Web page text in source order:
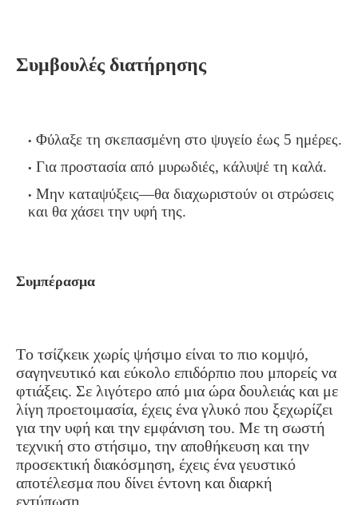
Συμβουλές διατήρησης
Φύλαξε τη σκεπασμένη στο ψυγείο έως 5 ημέρες.
Για προστασία από μυρωδιές, κάλυψέ τη καλά.
Μην καταψύξεις—θα διαχωριστούν οι στρώσεις
και θα χάσει την υφή της.
Συμπέρασμα
Το τσίζκεικ χωρίς ψήσιμο είναι το πιο κομψό,
σαγηνευτικό και εύκολο επιδόρπιο που μπορείς να
φτιάξεις. Σε λιγότερο από μια ώρα δουλειάς και με
λίγη προετοιμασία, έχεις ένα γλυκό που ξεχωρίζει
για την υφή και την εμφάνιση του. Με τη σωστή
τεχνική στο στήσιμο, την αποθήκευση και την
προσεκτική διακόσμηση, έχεις ένα γευστικό
αποτέλεσμα που δίνει έντονη και διαρκή
εντύπωση.